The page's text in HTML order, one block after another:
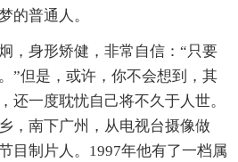
的普通人。
，身形矫健，非常自信：“只要
”但是，或许，你不会想到，其
还一度耽忧自己将不久于人世。
，南下广州，从电视台摄像做
目制片人。1997年他有了一档属